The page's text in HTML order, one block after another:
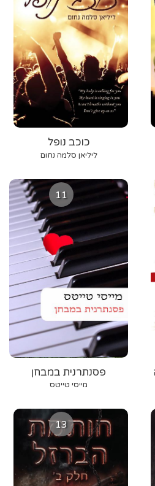
כוכב נופל
ליליאן סלמה נחום
11
פסנתרנית במבחן
מייסי טייטס
13